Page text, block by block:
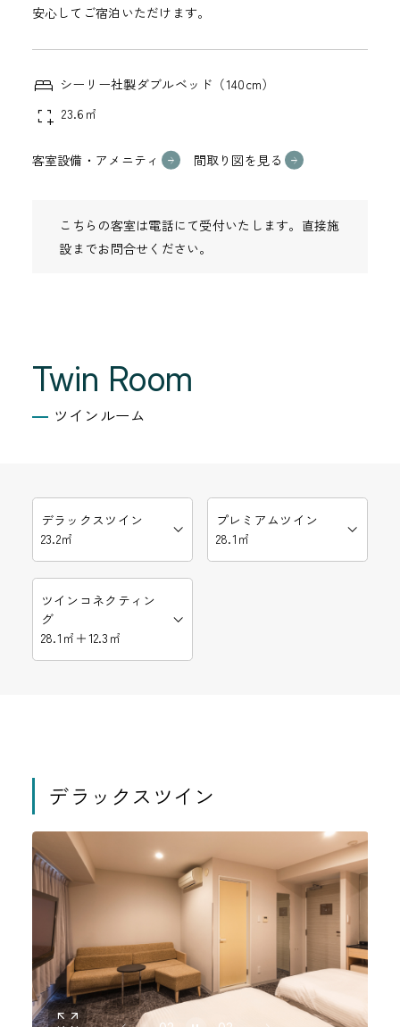
安心してご宿泊いただけます。
シーリー社製ダブルベッド（140cm）
23.6㎡
客室設備・アメニティ 間取り図を見る
こちらの客室は電話にて受付いたします。直接施
設までお問合せください。
Twin Room
ツインルーム
デラックスツイン
23.2㎡
プレミアムツイン
28.1㎡
ツインコネクティン
グ
28.1㎡＋12.3㎡
デラックスツイン